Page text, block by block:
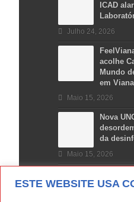
ESTE WEBSITE USA
ICAD
Julho 24, 2026
acolhe
Mundo
em
Maio 15, 2026
Nova
da
Maio 15, 2026